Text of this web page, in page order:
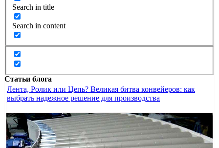
Search in title
Search in content
Статьи блога
Лента, Ролик или Цепь? Великая битва конвейеров: как
выбрать надежное решение для производства